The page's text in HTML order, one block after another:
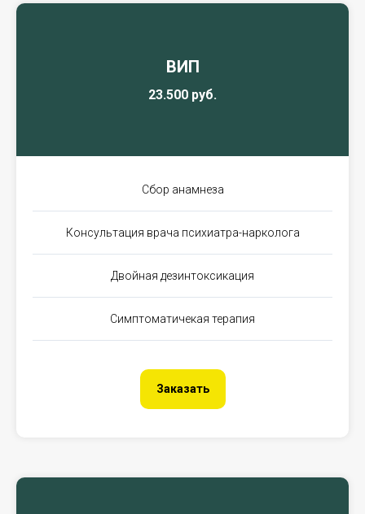
ВИП
23.500 руб.
Сбор анамнеза
Консультация врача психиатра-нарколога
Двойная дезинтоксикация
Симптоматичекая терапия
Заказать